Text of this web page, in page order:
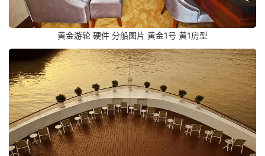
黄金游轮 硬件 分船图片 黄金1号 黄1房型